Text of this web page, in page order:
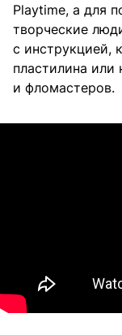
Playtime, а для
творческие
с инструкцией,
пластилина
и фломастеров.